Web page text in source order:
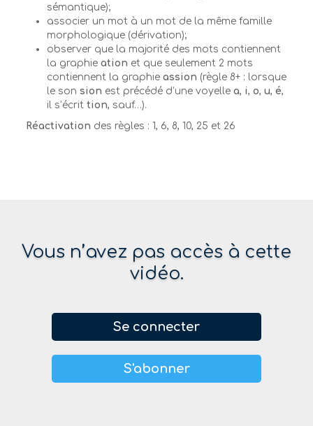
sémantique);
associer un mot à un mot de la même famille
morphologique (dérivation);
observer que la majorité des mots contiennent
la graphieation et que seulement 2 mots
contiennent la graphieassion (règle 8+ : lorsque
le sonsion est précédé d’une voyelle a, i,o,u,é,
il s’écrittion, sauf…).
Réactivation des règles : 1, 6, 8, 10, 25 et 26
Vous n’avez pas accès à cette
vidéo.
Se connecter
S'abonner